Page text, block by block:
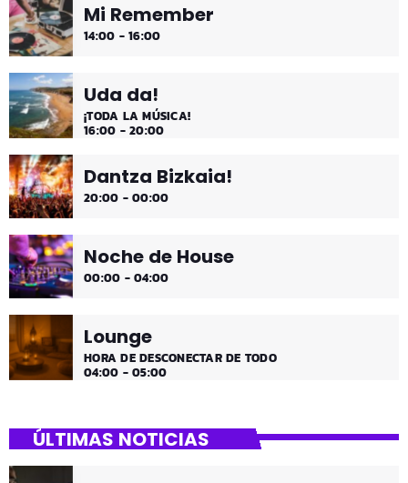
¡Música y más música los fines de semana!
Mi Remember
14:00 - 16:00
Uda da!
¡TODA LA MÚSICA!
16:00 - 20:00
Dantza Bizkaia!
20:00 - 00:00
Noche de House
00:00 - 04:00
Lounge
HORA DE DESCONECTAR DE TODO
04:00 - 05:00
ÚLTIMAS NOTICIAS